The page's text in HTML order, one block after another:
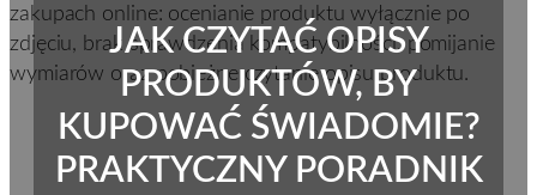
JAK CZYTAĆ OPISY
PRODUKTÓW, BY
KUPOWAĆ ŚWIADOMIE?
PRAKTYCZNY PORADNIK